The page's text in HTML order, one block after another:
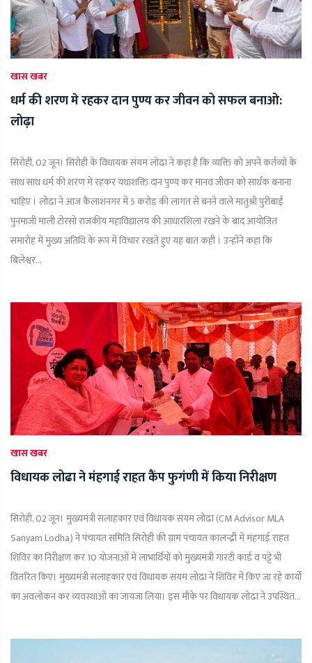
खास खबर
धर्म की शरण मे रहकर दान पुण्य कर जीवन को सफल बनाओ:
लोढ़ा
सिरोही, 02 जून। सिरोही के विधायक संयम लोढा ने कहा है कि व्यक्ति को अपने कर्तव्यों के
साथ साथ धर्म की शरण मे रहकर यथाशक्ति दान पुण्य कर मानव जीवन को सार्थक बनाना
चाहिए । लोढा ने आज कैलाशनगर में 5 करोड़ की लागत से बनने वाले मातुश्री पुरीबाई
पुनमाजी माली टोरसो राजकीय महाविद्यालय की आधारशिला रखने के बाद आयोजित
समारोह में मुख्य अतिथि के रूप में विचार रखते हुए यह बात कही । उन्होंने कहा कि
बिलेश्वर...
खास खबर
विधायक लोढा ने मंहगाई राहत कैंप फुगंणी में किया निरीक्षण
सिरोही, 02 जून। मुख्यमंत्री सलाहकार एवं विधायक संयम लोढा (CM Advisor MLA
Sanyam Lodha) ने पंचायत समिति सिरोही की ग्राम पंचायत कालन्द्री में मंहगाई राहत
शिविर का निरीक्षण कर 10 योजनाओं में लाभार्थियों को मुख्यमंत्री गांरटी कार्ड व पट्टे भी
वितरित किए। मुख्यमंत्री सलाहकार एवं विधायक संयम लोढा ने शिविर में किए जा रहे कार्यों
का अवलोकन कर व्यवस्थाओं का जायजा लिया। इस मौके पर विधायक लोढा ने उपस्थित...